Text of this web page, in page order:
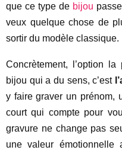
que ce type de bijou
veux quelque chose de
sortir du modèle classique.
Concrètement, l’option
bijou qui a du sens, c’est
y faire graver un prénom,
court qui compte pour
gravure ne change pas
une valeur